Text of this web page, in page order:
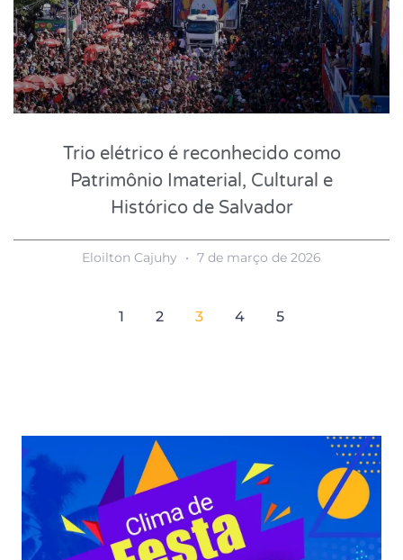
Trio elétrico é reconhecido como
Patrimônio Imaterial, Cultural e
Histórico de Salvador
Eloilton Cajuhy 7 de março de 2026
1 2 3 4 5